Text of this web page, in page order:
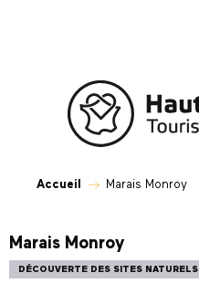
Accueil Marais Monroy
Marais Monroy
DÉCOUVERTE DES SITES NATURELS